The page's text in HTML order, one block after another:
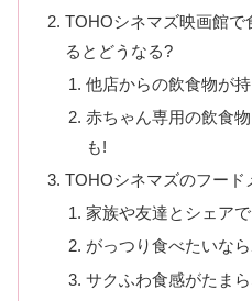
TOHOシネマズ映画館で
るとどうなる?
他店からの飲食物が
赤ちゃん専用の飲食
も!
TOHOシネマズのフード
家族や友達とシェア
がっつり食べたいな
サクふわ食感がたま